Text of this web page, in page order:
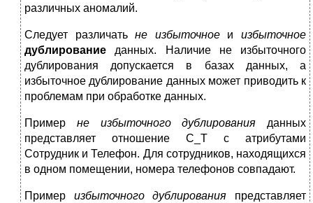
различных аномалий.
Следует различатьне избыточноеиизбыточное
дублирование данных. Наличие не избыточного
дублирования допускается в базах данных, а
избыточное дублирование данных может приводить к
проблемам при обработке данных.
Пример не избыточного дублирования данных
представляет отношение С_Т с атрибутами
Сотрудник и Телефон. Для сотрудников, находящихся
в одном помещении, номера телефонов совпадают.
Пример избыточного дублирования представляет